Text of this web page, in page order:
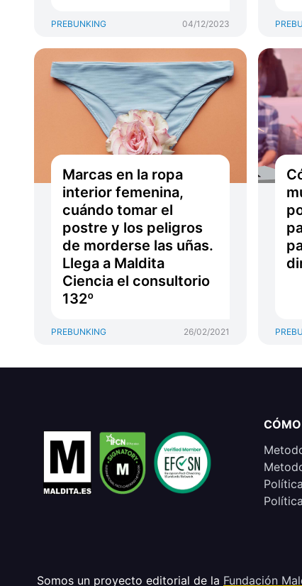
PREBUNKING 04/12/2023
Marcas en la ropa
interior femenina,
cuándo tomar el
postre y los peligros
de morderse las uñas.
Llega a Maldita
Ciencia el consultorio
132º
PREBUNKING 26/02/2021
Somos un proyecto editorial de la Fundación